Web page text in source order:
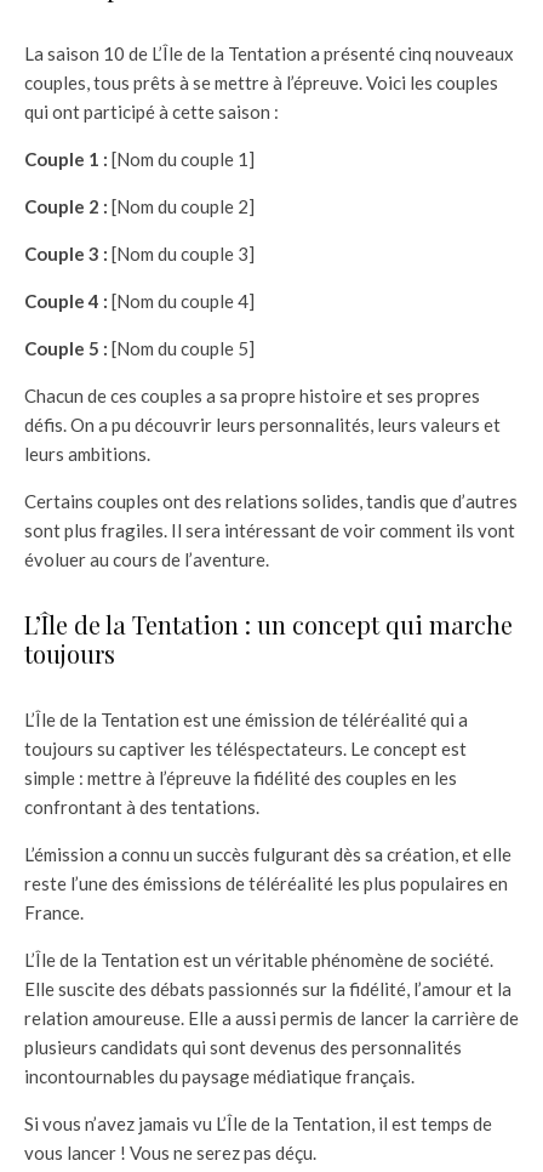
La saison 10 de L’Île de la Tentation a présenté cinq nouveaux
couples, tous prêts à se mettre à l’épreuve. Voici les couples
qui ont participé à cette saison :
Couple 1 : [Nom du couple 1]
Couple 2 : [Nom du couple 2]
Couple 3 : [Nom du couple 3]
Couple 4 : [Nom du couple 4]
Couple 5 : [Nom du couple 5]
Chacun de ces couples a sa propre histoire et ses propres
défis. On a pu découvrir leurs personnalités, leurs valeurs et
leurs ambitions.
Certains couples ont des relations solides, tandis que d’autres
sont plus fragiles. Il sera intéressant de voir comment ils vont
évoluer au cours de l’aventure.
L’Île de la Tentation : un concept qui marche
toujours
L’Île de la Tentation est une émission de téléréalité qui a
toujours su captiver les téléspectateurs. Le concept est
simple : mettre à l’épreuve la fidélité des couples en les
confrontant à des tentations.
L’émission a connu un succès fulgurant dès sa création, et elle
reste l’une des émissions de téléréalité les plus populaires en
France.
L’Île de la Tentation est un véritable phénomène de société.
Elle suscite des débats passionnés sur la fidélité, l’amour et la
relation amoureuse. Elle a aussi permis de lancer la carrière de
plusieurs candidats qui sont devenus des personnalités
incontournables du paysage médiatique français.
Si vous n’avez jamais vu L’Île de la Tentation, il est temps de
vous lancer ! Vous ne serez pas déçu.